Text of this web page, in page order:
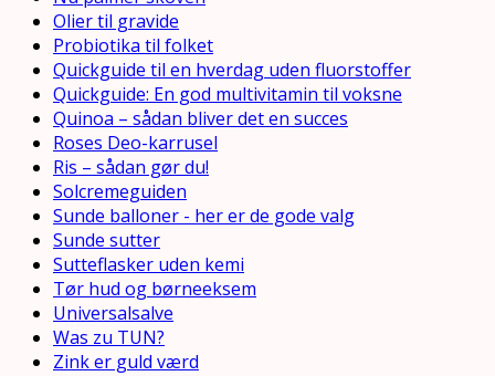
Olier til gravide
Probiotika til folket
Quickguide til en hverdag uden fluorstoffer
Quickguide: En god multivitamin til voksne
Quinoa – sådan bliver det en succes
Roses Deo-karrusel
Ris – sådan gør du!
Solcremeguiden
Sunde balloner - her er de gode valg
Sunde sutter
Sutteflasker uden kemi
Tør hud og børneeksem
Universalsalve
Was zu TUN?
Zink er guld værd